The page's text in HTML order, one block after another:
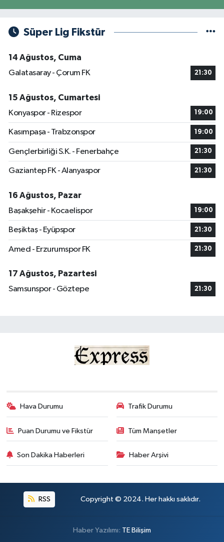
Süper Lig Fikstür
14 Ağustos, Cuma
Galatasaray - Çorum FK
21:30
15 Ağustos, Cumartesi
Konyaspor - Rizespor
19:00
Kasımpaşa - Trabzonspor 19:00
Gençlerbirliği S.K. - Fenerbahçe 21:30
Gaziantep FK - Alanyaspor 21:30
16 Ağustos, Pazar
Başakşehir - Kocaelispor
19:00
Beşiktaş - Eyüpspor 21:30
Amed - Erzurumspor FK 21:30
17 Ağustos, Pazartesi
Samsunspor - Göztepe
21:30
Hava Durumu Trafik Durumu
Puan Durumu ve Fikstür Tüm Manşetler
Son Dakika Haberleri Haber Arşivi
RSS Copyright © 2024. Her hakkı saklıdır.
Haber Yazılımı: TE Bilişim